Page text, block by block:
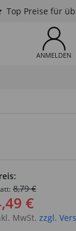
Top Preise für
ANMELDEN
STARTEN
8,79 €
€
MwSt. zzgl.